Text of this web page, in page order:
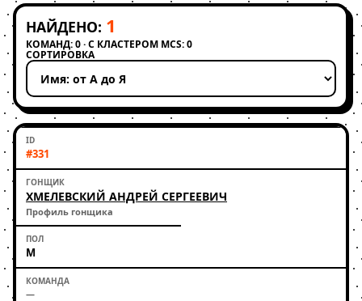
НАЙДЕНО: 1
КОМАНД: 0 · С КЛАСТЕРОМ MCS: 0
СОРТИРОВКА
Применить сортировку
#331
ХМЕЛЕВСКИЙ АНДРЕЙ СЕРГЕЕВИЧ
Профиль гонщика
М
—